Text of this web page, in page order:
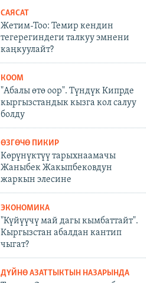
САЯСАТ
Жетим-Тоо: Темир кендин
тегерегиндеги талкуу эмнени
каңкуулайт?
КООМ
"Абалы өтө оор". Түндүк Кипрде
кыргызстандык кызга кол салуу
болду
ӨЗГӨЧӨ ПИКИР
Көрүнүктүү тарыхнаамачы
Жаныбек Жакыпбековдун
жаркын элесине
ЭКОНОМИКА
"Күйүүчү май дагы кымбаттайт".
Кыргызстан абалдан кантип
чыгат?
ДҮЙНӨ АЗАТТЫКТЫН НАЗАРЫНДА